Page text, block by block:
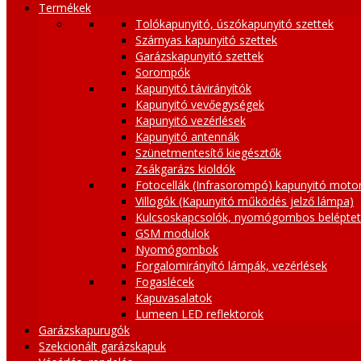
Termékek
Tolókapunyitó, úszókapunyitó szettek
Szárnyas kapunyitó szettek
Garázskapunyitó szettek
Sorompók
Kapunyitó távirányítók
Kapunyitó vevőegységek
Kapunyitó vezérlések
Kapunyitó antennák
Szünetmentesítő kiegésztők
Zsákgarázs kioldók
Fotocellák (Infrasorompó) kapunyitó
Villogók (Kapunyitó működés jelző lámpa)
Kulcsoskapcsolók, nyomógombos
GSM modulok
Nyomógombok
Forgalomirányító lámpák, vezérlések
Fogaslécek
Kapuvasalatok
Lumeen LED reflektorok
Garázskapurugók
Szekcionált garázskapuk